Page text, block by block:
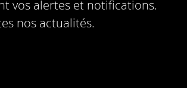
vos alertes et notifications.
nos actualités.